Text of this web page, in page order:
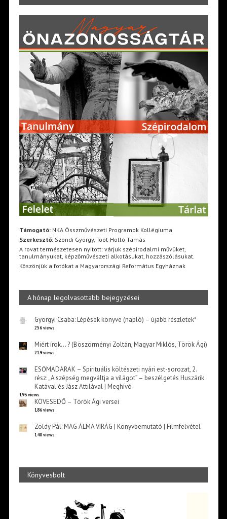
Támogató:NKA Összművészeti Programok Kollégiuma
Szerkesztő:Szondi György, Toót-Holló Tamás
A rovat természetesen nyitott: várjuk szépirodalmi művüket,
tanulmányukat, képzőművészeti alkotásukat, hozzászólásukat.
Köszönjük a fotókat a Magyarországi Református Egyháznak
A hónap legolvasottabb bejegyzései
Györgyi Csaba: Lépések könyve (napló) – újabb részletek*
256 views
Miért írok… ? (Böszörményi Zoltán, Magyar Miklós, Török Ági)
219 views
ESŐMADARAK – Spirituális költészeti nyári est-sorozat, 2.
rész: „A szépség megváltja a világot” – beszélgetés Huszárik
Katával és Jász Attilával | Meghívó
193 views
KÖVESEDŐ – Török Ági versei
186 views
Zöldy Pál: MAG ÁLMA VIRÁG | Könyvbemutató | Filmfelvétel
140 views
Könyvesbolt